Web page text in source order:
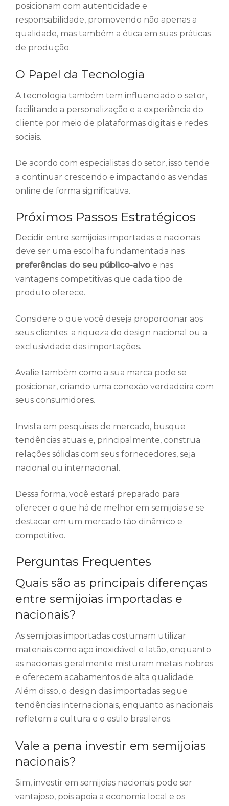
posicionam com autenticidade e
responsabilidade, promovendo não apenas a
qualidade, mas também a ética em suas práticas
de produção.
O Papel da Tecnologia
A tecnologia também tem influenciado o setor,
facilitando a personalização e a experiência do
cliente por meio de plataformas digitais e redes
sociais.
De acordo com especialistas do setor, isso tende
a continuar crescendo e impactando as vendas
online de forma significativa.
Próximos Passos Estratégicos
Decidir entre semijoias importadas e nacionais
deve ser uma escolha fundamentada nas
preferências do seu público-alvo e nas
vantagens competitivas que cada tipo de
produto oferece.
Considere o que você deseja proporcionar aos
seus clientes: a riqueza do design nacional ou a
exclusividade das importações.
Avalie também como a sua marca pode se
posicionar, criando uma conexão verdadeira com
seus consumidores.
Invista em pesquisas de mercado, busque
tendências atuais e, principalmente, construa
relações sólidas com seus fornecedores, seja
nacional ou internacional.
Dessa forma, você estará preparado para
oferecer o que há de melhor em semijoias e se
destacar em um mercado tão dinâmico e
competitivo.
Perguntas Frequentes
Quais são as principais diferenças
entre semijoias importadas e
nacionais?
As semijoias importadas costumam utilizar
materiais como aço inoxidável e latão, enquanto
as nacionais geralmente misturam metais nobres
e oferecem acabamentos de alta qualidade.
Além disso, o design das importadas segue
tendências internacionais, enquanto as nacionais
refletem a cultura e o estilo brasileiros.
Vale a pena investir em semijoias
nacionais?
Sim, investir em semijoias nacionais pode ser
vantajoso, pois apoia a economia local e os